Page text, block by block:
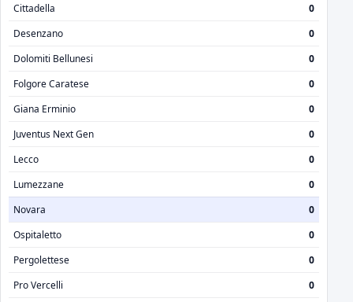
Cittadella
0
Desenzano
0
Dolomiti Bellunesi
0
Folgore Caratese
0
Giana Erminio
0
Juventus Next Gen
0
Lecco
0
Lumezzane
0
Novara
0
Ospitaletto
0
Pergolettese
0
Pro Vercelli
0